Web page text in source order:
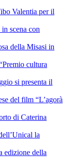
Valentia per il
scena con
della Misasi in
cultura
si presenta il
del film “L’agorà
di Caterina
la
della